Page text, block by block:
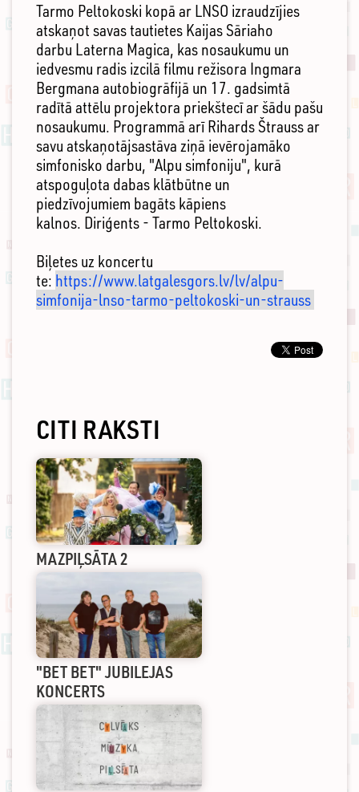
Tarmo Peltokoski kopā ar LNSO izraudzījies
atskaņot savas tautietes Kaijas Sāriaho
darbu Laterna Magica, kas nosaukumu un
iedvesmu radis izcilā filmu režisora Ingmara
Bergmana autobiogrāfijā un 17. gadsimtā
radītā attēlu projektora priekštecī ar šādu pašu
nosaukumu. Programmā arī Rihards Štrauss ar
savu atskaņotājsastāva ziņā ievērojamāko
simfonisko darbu, "Alpu simfoniju", kurā
atspoguļota dabas klātbūtne un
piedzīvojumiem bagāts kāpiens
kalnos. Diriģents - Tarmo Peltokoski.
Biļetes uz koncertu
te: https://www.latgalesgors.lv/lv/alpu-
simfonija-lnso-tarmo-peltokoski-un-strauss
CITI RAKSTI
MAZPIĻSĀTA 2
"BET BET" JUBILEJAS
KONCERTS